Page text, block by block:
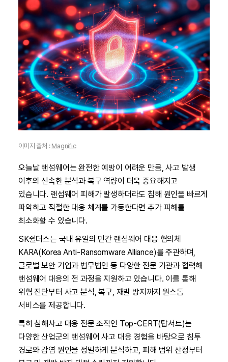
이미지 출처 : Magnific
오늘날 랜섬웨어는 완전한 예방이 어려운 만큼, 사고 발생
이후의 신속한 분석과 복구 역량이 더욱 중요해지고
있습니다. 랜섬웨어 피해가 발생하더라도 침해 원인을 빠르게
파악하고 적절한 대응 체계를 가동한다면 추가 피해를
최소화할 수 있습니다.
SK쉴더스는 국내 유일의 민간 랜섬웨어 대응 협의체
KARA(Korea Anti-Ransomware Alliance)를 주관하며,
글로벌 보안 기업과 법무법인 등 다양한 전문 기관과 협력해
랜섬웨어 대응의 전 과정을 지원하고 있습니다. 이를 통해
위협 진단부터 사고 분석, 복구, 재발 방지까지 원스톱
서비스를 제공합니다.
특히 침해사고 대응 전문 조직인 Top-CERT(탑서트)는
다양한 산업군의 랜섬웨어 사고 대응 경험을 바탕으로 침투
경로와 감염 원인을 정밀하게 분석하고, 피해 범위 산정부터